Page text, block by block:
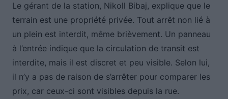
Le gérant de la station, Nikoll Bibaj, explique que le
terrain est une propriété privée. Tout arrêt non lié à
un plein est interdit, même brièvement. Un panneau
à l’entrée indique que la circulation de transit est
interdite, mais il est discret et peu visible. Selon lui,
il n’y a pas de raison de s’arrêter pour comparer les
prix, car ceux-ci sont visibles depuis la rue.